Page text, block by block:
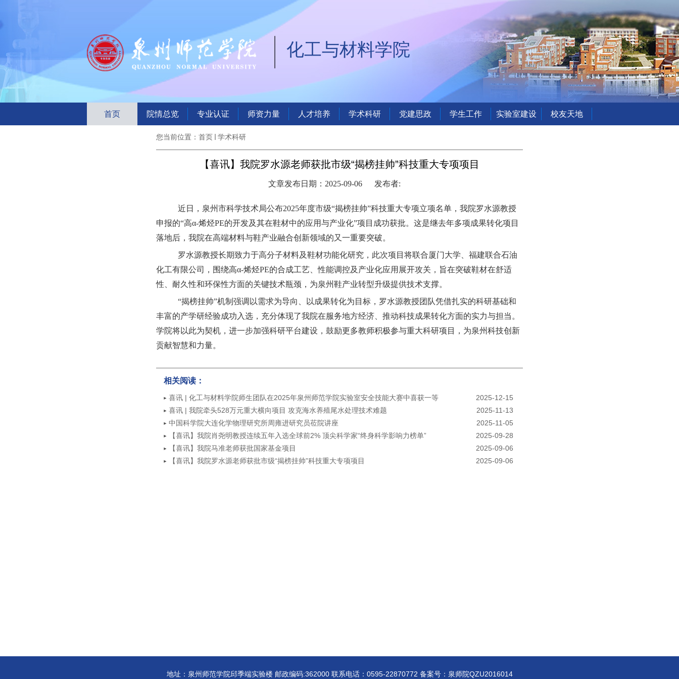
化工与材料学院
首页 院情总览 专业认证 师资力量 人才培养 学术科研 党建思政 学生工作 实验室建设 校友天地
您当前位置：首页 学术科研
【喜讯】我院罗水源老师获批市级“揭榜挂帅”科技重大专项项目
文章发布日期：2025-09-06 发布者:
近日，泉州市科学技术局公布2025年度市级“揭榜挂帅”科技重大专项立项名单，我院罗水源教授
申报的“高α-烯烃PE的开发及其在鞋材中的应用与产业化”项目成功获批。这是继去年多项成果转化项目
落地后，我院在高端材料与鞋产业融合创新领域的又一重要突破。
罗水源教授长期致力于高分子材料及鞋材功能化研究，此次项目将联合厦门大学、福建联合石油
化工有限公司，围绕高α-烯烃PE的合成工艺、性能调控及产业化应用展开攻关，旨在突破鞋材在舒适
性、耐久性和环保性方面的关键技术瓶颈，为泉州鞋产业转型升级提供技术支撑。
“揭榜挂帅”机制强调以需求为导向、以成果转化为目标，罗水源教授团队凭借扎实的科研基础和
丰富的产学研经验成功入选，充分体现了我院在服务地方经济、推动科技成果转化方面的实力与担当。
学院将以此为契机，进一步加强科研平台建设，鼓励更多教师积极参与重大科研项目，为泉州科技创新
贡献智慧和力量。
相关阅读：
喜讯 | 化工与材料学院师生团队在2025年泉州师范学院实验室安全技能大赛中喜获一等
奖
2025-12-15
喜讯 | 我院牵头528万元重大横向项目 攻克海水养殖尾水处理技术难题
2025-11-13
中国科学院大连化学物理研究所周雍进研究员莅院讲座
2025-11-05
【喜讯】我院肖尧明教授连续五年入选全球前2% 顶尖科学家“终身科学影响力榜单”
2025-09-28
【喜讯】我院马准老师获批国家基金项目
2025-09-06
【喜讯】我院罗水源老师获批市级“揭榜挂帅”科技重大专项项目
2025-09-06
地址：泉州师范学院邱季端实验楼 邮政编码:362000 联系电话：0595-22870772 备案号：泉师院QZU2016014